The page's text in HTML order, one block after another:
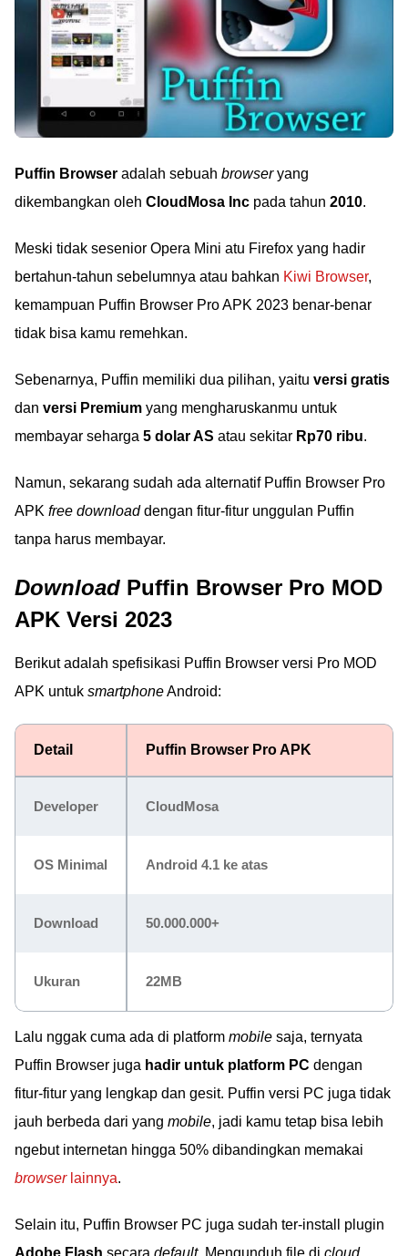
Puffin Browser adalah sebuah browseryang
dikembangkan oleh CloudMosa Inc pada tahun 2010.
Meski tidak sesenior Opera Mini atu Firefox yang hadir
bertahun-tahun sebelumnya atau bahkan Kiwi Browser,
kemampuan Puffin Browser Pro APK 2023 benar-benar
tidak bisa kamu remehkan.
Sebenarnya, Puffin memiliki dua pilihan, yaitu versi gratis
dan versi Premium yang mengharuskanmu untuk
membayar seharga 5 dolar AS atau sekitar Rp70 ribu.
Namun, sekarang sudah ada alternatif Puffin Browser Pro
APK free downloaddengan fitur-fitur unggulan Puffin
tanpa harus membayar.
Download Puffin Browser Pro MOD
APK Versi 2023
Berikut adalah spefisikasi Puffin Browser versi Pro MOD
APK untuk smartphoneAndroid:
Detail Puffin Browser Pro APK
Developer CloudMosa
OS Minimal Android 4.1 ke atas
Download 50.000.000+
Ukuran 22MB
Lalu nggak cuma ada di platform mobile saja, ternyata
Puffin Browser juga hadir untuk platform PC dengan
fitur-fitur yang lengkap dan gesit. Puffin versi PC juga tidak
jauh berbeda dari yang mobile, jadi kamu tetap bisa lebih
ngebut internetan hingga 50% dibandingkan memakai
browserlainnya.
Selain itu, Puffin Browser PC juga sudah ter-install plugin
Adobe Flash secara default. Mengunduh file di cloud